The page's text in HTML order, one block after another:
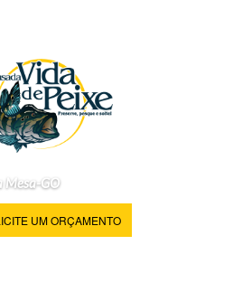
Mesa-GO
UM ORÇAMENTO